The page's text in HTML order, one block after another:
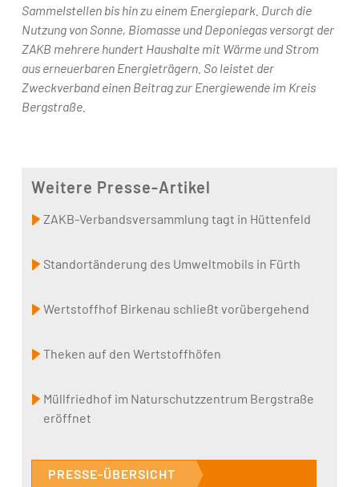
Sammelstellen bis hin zu einem Energiepark. Durch die
Nutzung von Sonne, Biomasse und Deponiegas versorgt der
ZAKB mehrere hundert Haushalte mit Wärme und Strom
aus erneuerbaren Energieträgern. So leistet der
Zweckverband einen Beitrag zur Energiewende im Kreis
Bergstraße.
Weitere Presse-Artikel
ZAKB-Verbandsversammlung tagt in Hüttenfeld
Standortänderung des Umweltmobils in Fürth
Wertstoffhof Birkenau schließt vorübergehend
Theken auf den Wertstoffhöfen
Müllfriedhof im Naturschutzzentrum Bergstraße
eröffnet
PRESSE-ÜBERSICHT